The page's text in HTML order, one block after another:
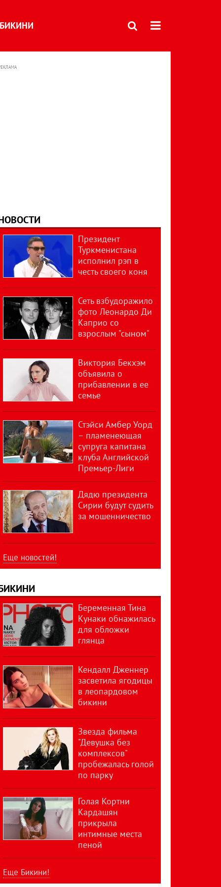
БИКИНИ
Президент
Туркменистана
исполнил рэп в
честь своего коня
Сеть взбудоражило
фото Леонардо Ди
Каприо со
взрослым "сыном"
Виктория Бекхэм
объявила о
прибавлении в ее
семье
Стэйси Амбер Уорд
– пламенеющая
супруга капитана
клуба Английской
Премьер-Лиги
Дядю президента
Сирии будут судить
за мошенничество
Еще новостей!
Беременная Тина
Кунаки обнажилась
для обложки
глянца
Кендалл Дженнер
засветила ягодицы
в леопардовом
бикини
Звезда фильма
"Девушка без
комплексов"
пробежалась голой
по парку
Голая Кортни
Кардашян
прикрыла
интимные места
пеной
Еще Бикини!